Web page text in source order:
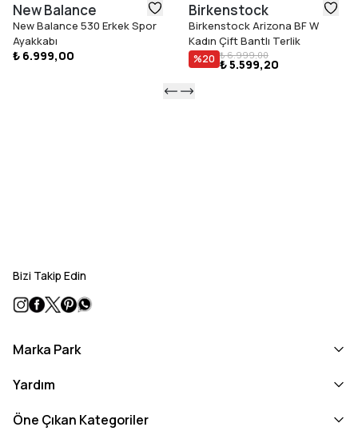
New Balance
New Balance 530 Erkek Spor
Ayakkabı
₺ 6.999,00
Birkenstock
Birkenstock Arizona BF W
Kadın Çift Bantlı Terlik
%20 ₺ 6.999,00
₺ 5.599,20
Bizi Takip Edin
Marka Park
Yardım
Öne Çıkan Kategoriler